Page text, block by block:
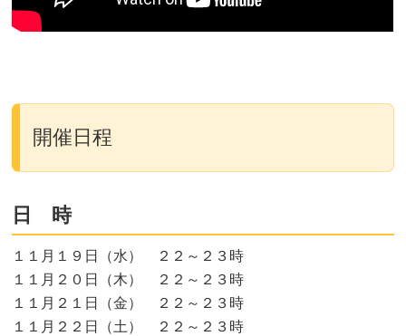
開催日程
日 時
１１月１９日（水） ２２～２３時
１１月２０日（木） ２２～２３時
１１月２１日（金） ２２～２３時
１１月２２日（土） ２２～２３時